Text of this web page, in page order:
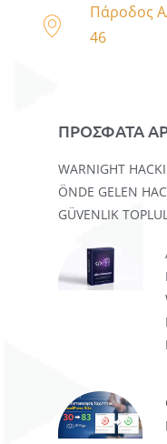
Πάροδος
46
ΠΡΟΣΦΑΤΑ
WARNIGHT
ÖNDE GELEN
GÜVENLIK